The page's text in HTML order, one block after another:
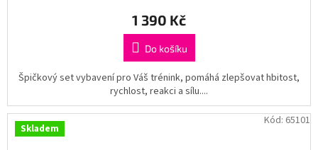
1 390 Kč
Do košíku
Špičkový set vybavení pro Váš trénink, pomáhá zlepšovat hbitost,
rychlost, reakci a sílu....
Skladem
Kód: 65101